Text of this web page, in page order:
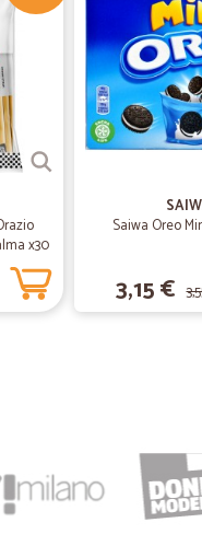
in modo scadente,
Demis D.
Luciano G.
x30
Saiwa Oreo
3,15 €